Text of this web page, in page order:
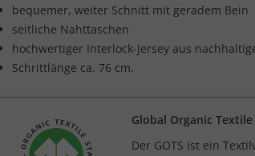
bequemer, weiter Schnitt mit geradem Bein
seitliche Nahttaschen
hochwertiger Interlock-Jersey aus
Schrittlänge ca. 76 cm.
Global Organic Textile
Der GOTS ist ein